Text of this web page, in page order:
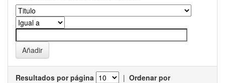
Resultados por página | Ordenar por